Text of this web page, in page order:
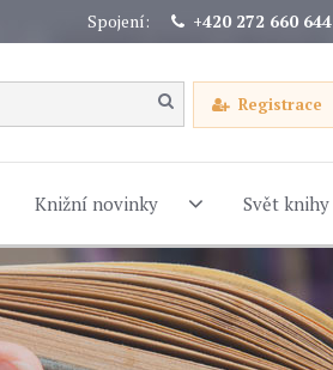
Spojení: +420 272 660 644
Registrace
Knižní novinky Svět knihy